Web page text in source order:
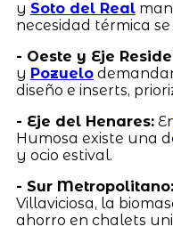
y Soto del Real
necesidad térmica
- Oeste y Eje
y Pozuelo
diseño e inserts,
- Eje del Henares:
Humosa existe una
y ocio estival.
- Sur Metropolitano:
Villaviciosa, la
ahorro en chalets